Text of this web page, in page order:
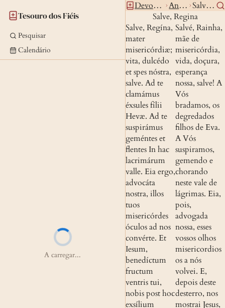
Tesouro dos Fiéis
Pesquisar
Calendário
A carregar...
Devocionario Antifonas
Salveregina
Salve, Regina
Salve, Regína,
mater
misericórdiæ;
vita, dulcédo
et spes nóstra,
salve. Ad te
clamámus
éxsules fílii
Hevæ. Ad te
suspirámus
geméntes et
flentes In hac
lacrimárum
valle. Eia ergo,
advocáta
nostra, illos
tuos
misericórdes
óculos ad nos
convérte. Et
Iesum,
benedíctum
fructum
ventris tui,
nobis post hoc
exsílium
Salvé, Rainha,
mãe de
misericórdia,
vida, doçura,
esperança
nossa, salve! A
Vós
bradamos, os
degredados
filhos de Eva.
A Vós
suspiramos,
gemendo e
chorando
neste vale de
lágrimas. Eia,
pois,
advogada
nossa, esses
vossos olhos
misericordios
os a nós
volvei. E,
depois deste
desterro, nos
mostrai Jesus,